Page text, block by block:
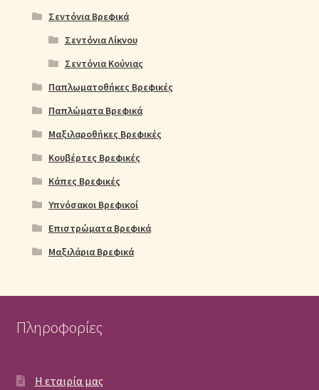
Σεντόνια Βρεφικά
Σεντόνια Λίκνου
Σεντόνια Κούνιας
Παπλωματοθήκες Βρεφικές
Παπλώματα Βρεφικά
Μαξιλαροθήκες Βρεφικές
Κουβέρτες Βρεφικές
Κάπες Βρεφικές
Υπνόσακοι Βρεφικοί
Επιστρώματα Βρεφικά
Μαξιλάρια Βρεφικά
Πληροφορίες
Η εταιρία μας